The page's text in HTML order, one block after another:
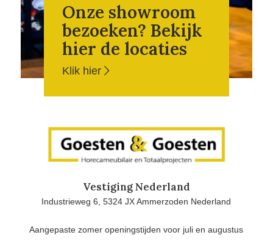
Onze showroom
bezoeken? Bekijk
hier de locaties
Klik hier
Vestiging Nederland
Industrieweg 6, 5324 JX Ammerzoden Nederland
Aangepaste zomer openingstijden voor juli en augustus